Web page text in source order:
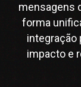
mensagens
forma
integração
impacto e